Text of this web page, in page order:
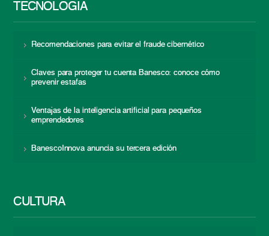
TECNOLOGÍA
Recomendaciones para evitar el fraude cibernético
Claves para proteger tu cuenta Banesco: conoce cómo
prevenir estafas
Ventajas de la inteligencia artificial para pequeños
emprendedores
BanescoInnova anuncia su tercera edición
CULTURA